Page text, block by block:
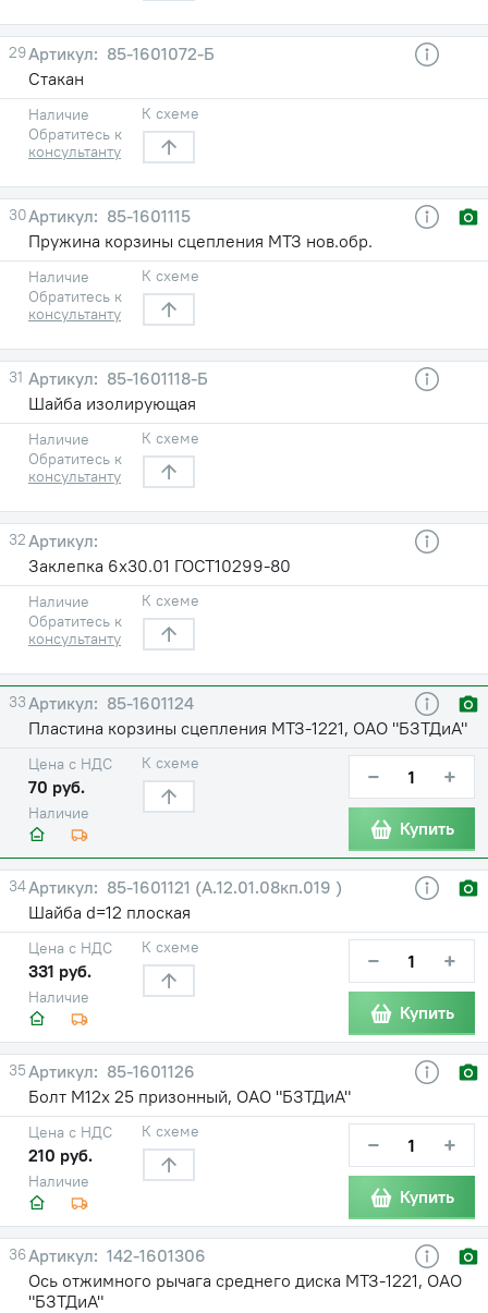
29
85-1601072-Б
Стакан
Наличие
Обратитесь к
консультанту
К схеме
30
85-1601115
Пружина корзины сцепления МТЗ нов.обр.
Наличие
Обратитесь к
консультанту
К схеме
31
85-1601118-Б
Шайба изолирующая
Наличие
Обратитесь к
консультанту
К схеме
32
Заклепка 6х30.01 ГОСТ10299-80
Наличие
Обратитесь к
консультанту
К схеме
33
85-1601124
Пластина корзины сцепления МТЗ-1221, ОАО "БЗТДиА"
Наличие
Цена с НДС
70 руб.
К схеме − +
Купить
34
85-1601121 (А.12.01.08кп.019 )
Шайба d=12 плоская
Наличие
Цена с НДС
331 руб.
К схеме − +
Купить
35
85-1601126
Болт М12х 25 призонный, ОАО "БЗТДиА"
Наличие
Цена с НДС
210 руб.
К схеме − +
Купить
36
142-1601306
Ось отжимного рычага среднего диска МТЗ-1221, ОАО
"БЗТДиА"